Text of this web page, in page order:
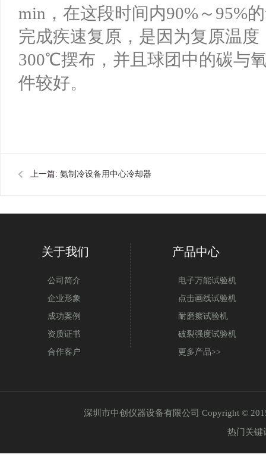
min，在这段时间内90%～95%
完成疾速复原，是因为复原温
300℃摆布，并且球团中的碳与
件较好。
上一篇: 氨制冷设备用中心冷却器
关于我们
公司简介
企业形象
成功案例
资质证书
合作客户
产品中心
电子万能试验机
点击画线试验机
耐磨擦试验机
破裂强度试验机
更多产品>>
深圳市中创仪器设备有限公司 Copyright ©
热门关键